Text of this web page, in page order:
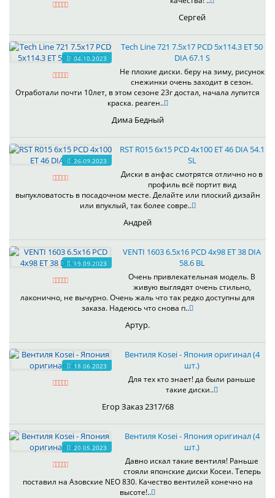
Сергей
04.10.2023
Tech Line 721 7.5x17 PCD 5x114.3 ET 50
DIA 67.1 S
Не плохие диски. беру на зиму, рисунок
снежинки очень заходит в сезон.
Отработали почти 10лет, в этом сезоне 23г достал, начала лупится
краска. реаген..
Дима Бедный
26.09.2023
RST R015 6x15 PCD 4x100 ET 46 DIA 54.1
SL
Диски в анфас смотрятся отлично но в
профиль всё портит вид
выпукловатость в посадочном месте. Делайте или плоский дизайн
или впуклый, так более совре..
Андрей
19.09.2023
VENTI 1603 6.5x16 PCD 4x98 ET 38 DIA
58.6 BL
Очень привлекательная модель. В
живую выглядят очень стильно,
лаконично, не вычурно. Очень жаль что так редко доступны для
заказа. Надеюсь что снова п..
Артур.
18.06.2023
Вентиля Kosei - Япония оригинал (4
шт.)
Для тех кто знает! да были раньше
такие диски..
Егор Заказ 2317/68
20.05.2023
Вентиля Kosei - Япония оригинал (4
шт.)
Давно искал такие вентиля! Раньше
стояли японские диски Косеи. Теперь
поставил на Азовские NEO 830. Качество вентилей конечно на
высоте!..